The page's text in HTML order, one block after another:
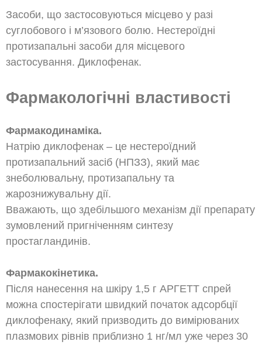
Засоби, що застосовуються місцево у разі
суглобового і м’язового болю. Нестероїдні
протизапальні засоби для місцевого
застосування. Диклофенак.
Фармакологічні властивості
Фармакодинаміка.
Натрію диклофенак – це нестероїдний
протизапальний засіб (НПЗЗ), який має
знеболювальну, протизапальну та
жарознижувальну дії.
Вважають, що здебільшого механізм дії препарату
зумовлений пригніченням синтезу
простагландинів.
Фармакокінетика.
Після нанесення на шкіру 1,5 г АРГЕТТ спрей
можна спостерігати швидкий початок адсорбції
диклофенаку, який призводить до вимірюваних
плазмових рівнів приблизно 1 нг/мл уже через 30